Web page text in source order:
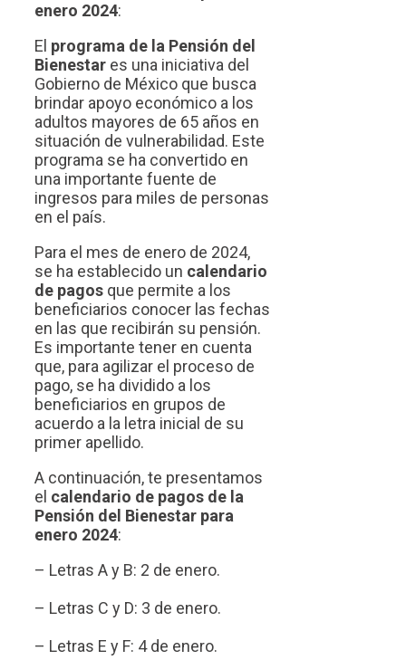
enero 2024:
El programa de la Pensión del
Bienestar es una iniciativa del
Gobierno de México que busca
brindar apoyo económico a los
adultos mayores de 65 años en
situación de vulnerabilidad. Este
programa se ha convertido en
una importante fuente de
ingresos para miles de personas
en el país.
Para el mes de enero de 2024,
se ha establecido un calendario
de pagos que permite a los
beneficiarios conocer las fechas
en las que recibirán su pensión.
Es importante tener en cuenta
que, para agilizar el proceso de
pago, se ha dividido a los
beneficiarios en grupos de
acuerdo a la letra inicial de su
primer apellido.
A continuación, te presentamos
el calendario de pagos de la
Pensión del Bienestar para
enero 2024:
– Letras A y B: 2 de enero.
– Letras C y D: 3 de enero.
– Letras E y F: 4 de enero.